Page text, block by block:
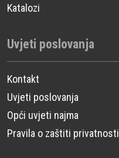
Katalozi
Uvjeti poslovanja
Kontakt
Uvjeti poslovanja
Opći uvjeti najma
Pravila o zaštiti privatnosti